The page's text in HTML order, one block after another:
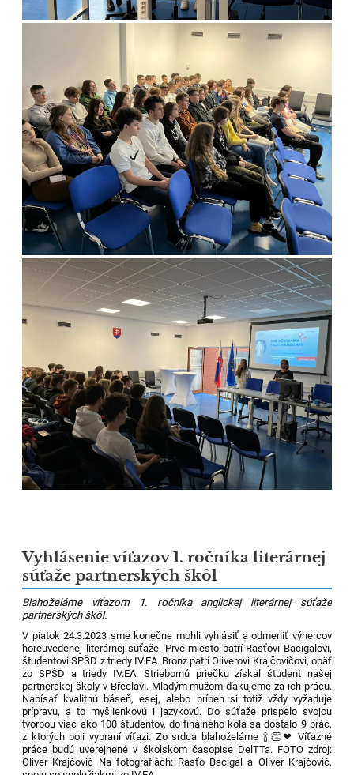
Vyhlásenie víťazov 1. ročníka literárnej
súťaže partnerských škôl
Blahoželáme víťazom 1. ročníka anglickej literárnej súťaže
partnerských škôl.
V piatok 24.3.2023 sme konečne mohli vyhlásiť a odmeniť výhercov
horeuvedenej literárnej súťaže. Prvé miesto patrí Rasťovi Bacigalovi,
študentovi SPŠD z triedy IV.EA. Bronz patrí Oliverovi Krajčovičovi, opäť
zo SPŠD a triedy IV.EA. Striebornú priečku získal študent našej
partnerskej školy v Břeclavi. Mladým mužom ďakujeme za ich prácu.
Napísať kvalitnú báseň, esej, alebo príbeh si totiž vždy vyžaduje
prípravu, a to myšlienkovú i jazykovú. Do súťaže prispelo svojou
tvorbou viac ako 100 študentov, do finálneho kola sa dostalo 9 prác,
z ktorých boli vybraní víťazi. Zo srdca blahoželáme 🍾👏❤ Víťazné
práce budú uverejnené v školskom časopise DelTTa. FOTO zdroj:
Oliver Krajčovič Na fotografiách: Rasťo Bacigal a Oliver Krajčovič,